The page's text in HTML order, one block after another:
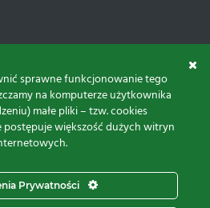
sprawne funkcjonowanie tego
na komputerze użytkownika
małe pliki – tzw. cookies
postępuje większość dużych witryn
Prywatności